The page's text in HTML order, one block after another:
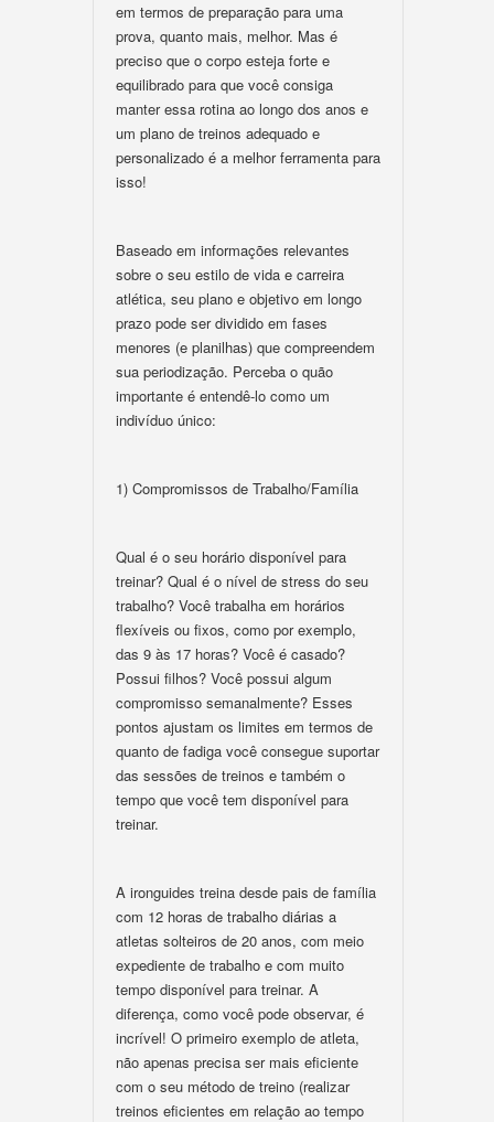
em termos de preparação para uma
prova, quanto mais, melhor. Mas é
preciso que o corpo esteja forte e
equilibrado para que você consiga
manter essa rotina ao longo dos anos e
um plano de treinos adequado e
personalizado é a melhor ferramenta para
isso!
Baseado em informações relevantes
sobre o seu estilo de vida e carreira
atlética, seu plano e objetivo em longo
prazo pode ser dividido em fases
menores (e planilhas) que compreendem
sua periodização. Perceba o quão
importante é entendê-lo como um
indivíduo único:
1) Compromissos de Trabalho/Família
Qual é o seu horário disponível para
treinar? Qual é o nível de stress do seu
trabalho? Você trabalha em horários
flexíveis ou fixos, como por exemplo,
das 9 às 17 horas? Você é casado?
Possui filhos? Você possui algum
compromisso semanalmente? Esses
pontos ajustam os limites em termos de
quanto de fadiga você consegue suportar
das sessões de treinos e também o
tempo que você tem disponível para
treinar.
A ironguides treina desde pais de família
com 12 horas de trabalho diárias a
atletas solteiros de 20 anos, com meio
expediente de trabalho e com muito
tempo disponível para treinar. A
diferença, como você pode observar, é
incrível! O primeiro exemplo de atleta,
não apenas precisa ser mais eficiente
com o seu método de treino (realizar
treinos eficientes em relação ao tempo